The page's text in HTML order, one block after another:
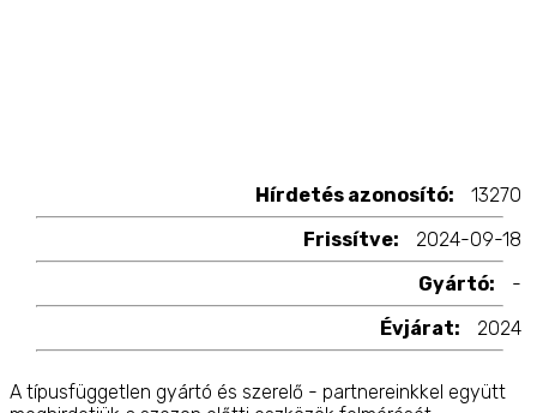
Hírdetés azonosító:
13270
Frissítve:
2024-09-18
Gyártó:
-
Évjárat:
2024
A típusfüggetlen gyártó és szerelő - partnereinkkel együtt